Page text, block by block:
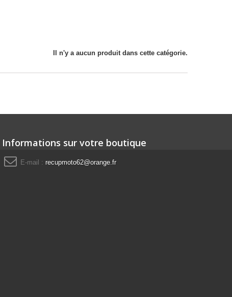
Il n'y a aucun produit dans cette catégorie.
Informations sur votre boutique
E-mail : recupmoto62@orange.fr